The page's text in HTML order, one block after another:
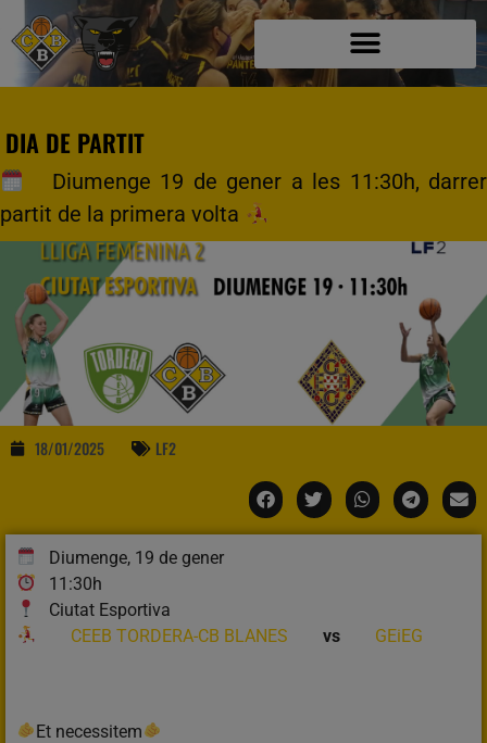
DIA DE PARTIT
Diumenge 19 de gener a les 11:30h, darrer
partit de la primera volta
18/01/2025 LF2
Diumenge, 19 de gener
11:30h
Ciutat Esportiva
CEEB TORDERA-CB BLANES
vs GEiEG
Et necessitem